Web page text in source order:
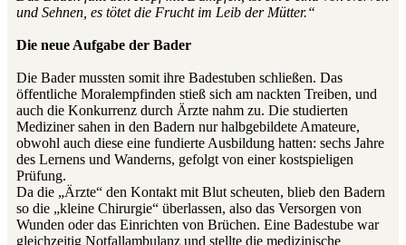
und Sehnen, es tötet die Frucht im Leib der Mütter.“
Die neue Aufgabe der Bader
Die Bader mussten somit ihre Badestuben schließen. Das
öffentliche Moralempfinden stieß sich am nackten Treiben, und
auch die Konkurrenz durch Ärzte nahm zu. Die studierten
Mediziner sahen in den Badern nur halbgebildete Amateure,
obwohl auch diese eine fundierte Ausbildung hatten: sechs Jahre
des Lernens und Wanderns, gefolgt von einer kostspieligen
Prüfung.
Da die „Ärzte“ den Kontakt mit Blut scheuten, blieb den Badern
so die „kleine Chirurgie“ überlassen, also das Versorgen von
Wunden oder das Einrichten von Brüchen. Eine Badestube war
gleichzeitig Notfallambulanz und stellte die medizinische